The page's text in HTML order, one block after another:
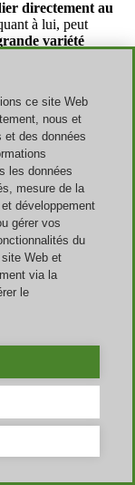
directement au
à lui, peut
variété
?
qui se sont inscrits à
notifications qui
courant des
les
réseaux sociaux,
solution consiste
l’application Temu
l’on peut
à ceux qui ne
suspects. Enfin,
Temu
préférés qui
ce site Web
nous et
des données
les données
mesure de la
développement
gérer vos
du
Web et
via la
le